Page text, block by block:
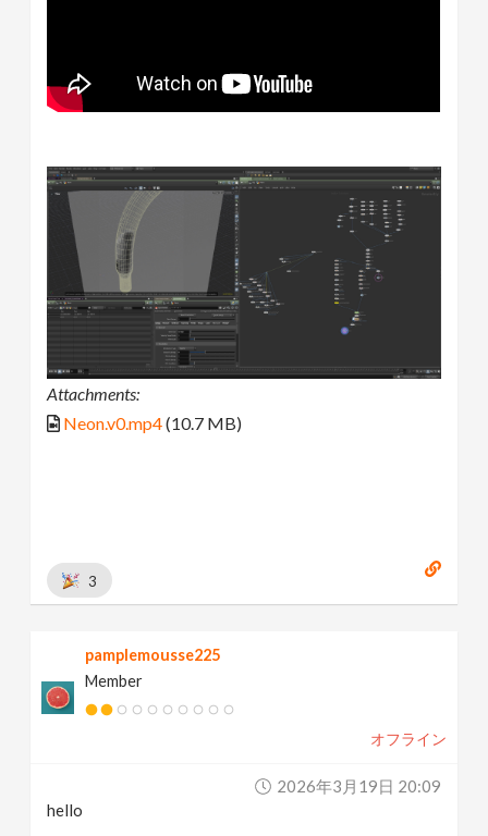
Attachments:
Neon.v0.mp4(10.7 MB)
3
pamplemousse225
Member
オフライン
2026年3月19日 20:09
hello